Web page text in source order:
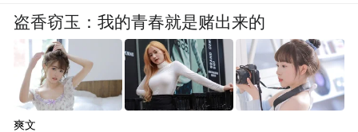
盗香窃玉：我的青春就是赌出来的
爽文